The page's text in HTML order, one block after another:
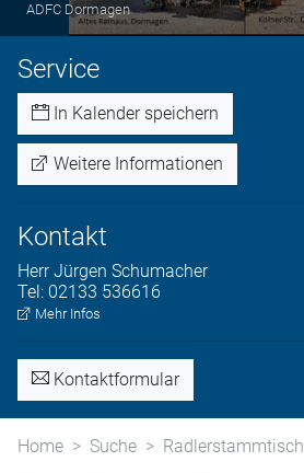
ADFC Dormagen
Service
In Kalender speichern
Weitere Informationen
Kontakt
Herr Jürgen Schumacher
Tel: 02133 536616
Mehr Infos
Kontaktformular
Home Suche Radlerstammtisch